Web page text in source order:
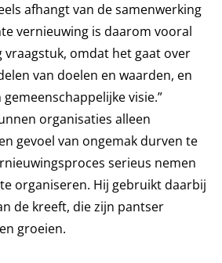
afhangt van de samenwerking
vernieuwing is daarom vooral
vraagstuk, omdat het gaat over
van doelen en waarden, en
visie.”
organisaties alleen
gevoel van ongemak durven te
serieus nemen
organiseren. Hij gebruikt daarbij
de kreeft, die zijn pantser
groeien.